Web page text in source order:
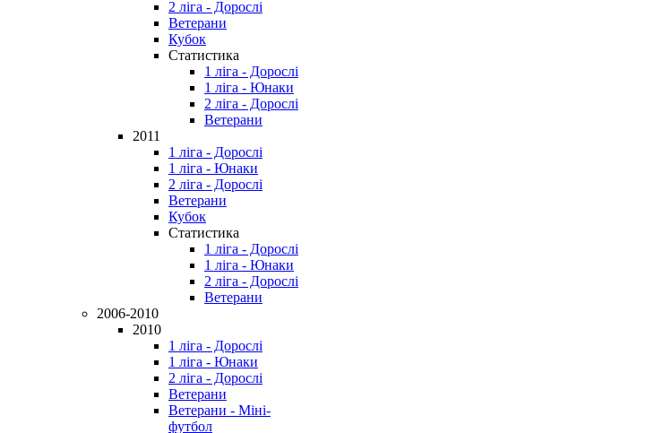
2 ліга - Дорослі
Ветерани
Кубок
Статистика
1 ліга - Дорослі
1 ліга - Юнаки
2 ліга - Дорослі
Ветерани
2011
1 ліга - Дорослі
1 ліга - Юнаки
2 ліга - Дорослі
Ветерани
Кубок
Статистика
1 ліга - Дорослі
1 ліга - Юнаки
2 ліга - Дорослі
Ветерани
2006-2010
2010
1 ліга - Дорослі
1 ліга - Юнаки
2 ліга - Дорослі
Ветерани
Ветерани - Міні-
футбол